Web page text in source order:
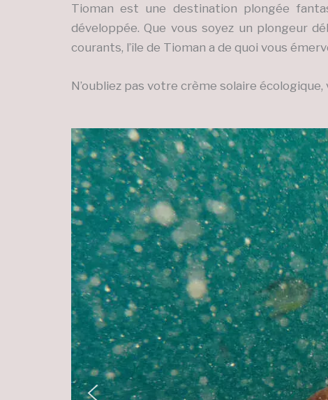
Tioman est une destination plongée
développée. Que vous soyez un plongeur
courants, l’île de Tioman a de quoi vous
N’oubliez pas votre crème solaire